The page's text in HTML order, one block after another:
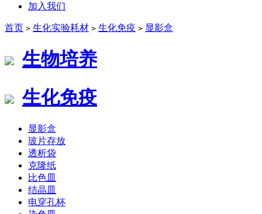
加入我们
首页 > 生化实验耗材 > 生化免疫 > 显影盒
生物培养
生化免疫
显影盒
玻片存放
透析袋
克隆纸
比色皿
结晶皿
电穿孔杯